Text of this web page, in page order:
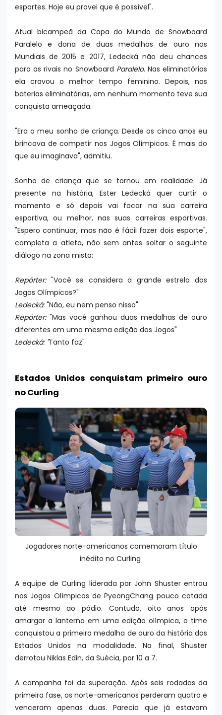
esportes. Hoje eu provei que é possível".
Atual bicampeã da Copa do Mundo de Snowboard
Paralelo e dona de duas medalhas de ouro nos
Mundiais de 2015 e 2017, Ledecká não deu chances
para as rivais no Snowboard Paralelo. Nas eliminatórias
ela cravou o melhor tempo feminino. Depois, nas
baterias eliminatórias, em nenhum momento teve sua
conquista ameaçada.
"Era o meu sonho de criança. Desde os cinco anos eu
brincava de competir nos Jogos Olímpicos. É mais do
que eu imaginava", admitiu.
Sonho de criança que se tornou em realidade. Já
presente na história, Ester Ledecká quer curtir o
momento e só depois vai focar na sua carreira
esportiva, ou melhor, nas suas carreiras esportivas.
"Espero continuar, mas não é fácil fazer dois esporte",
completa a atleta, não sem antes soltar o seguinte
diálogo na zona mista:
Repórter: "Você se considera a grande estrela dos
Jogos Olímpicos?"
Ledecká:"Não, eu nem penso nisso"
Repórter: "Mas você ganhou duas medalhas de ouro
diferentes em uma mesma edição dos Jogos"
Ledecká: "Tanto faz"
Estados Unidos conquistam primeiro ouro
no Curling
Jogadores norte-americanos comemoram título
inédito no Curling
A equipe de Curling liderada por John Shuster entrou
nos Jogos Olímpicos de PyeongChang pouco cotada
até mesmo ao pódio. Contudo, oito anos após
amargar a lanterna em uma edição olímpica, o time
conquistou a primeira medalha de ouro da história dos
Estados Unidos na modalidade. Na final, Shuster
derrotou Niklas Edin, da Suécia, por 10 a 7.
A campanha foi de superação. Após seis rodadas da
primeira fase, os norte-americanos perderam quatro e
venceram apenas duas. Parecia que já estavam